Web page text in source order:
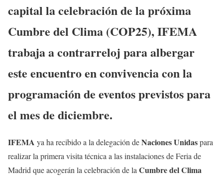
capital la celebración de la próxima
Cumbre del Clima (COP25), IFEMA
trabaja a contrarreloj paraalbergar
este encuentro en convivencia con la
programación de eventos previstos para
el mes de diciembre.
IFEMA ya ha recibido a la delegación deNaciones Unidaspara
realizar la primera visita técnica a las instalaciones de Feria de
Madrid que acogerán la celebración de la Cumbre del Clima